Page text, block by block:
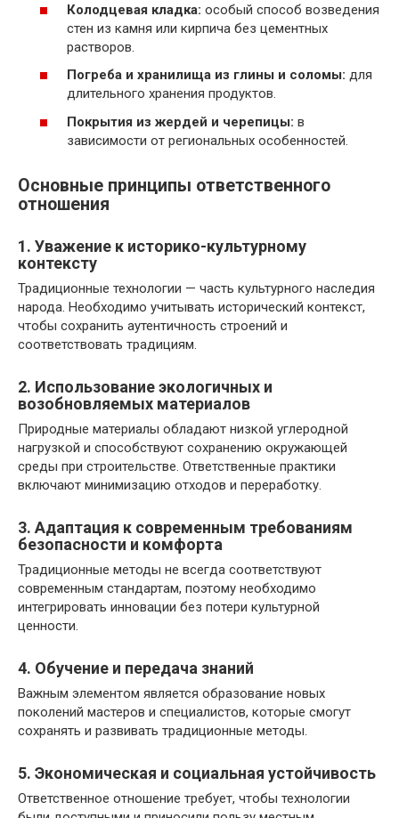
Колодцевая кладка: особый способ возведения
стен из камня или кирпича без цементных
растворов.
Погреба и хранилища из глины и соломы: для
длительного хранения продуктов.
Покрытия из жердей и черепицы: в
зависимости от региональных особенностей.
Основные принципы ответственного
отношения
1. Уважение к историко-культурному
контексту
Традиционные технологии — часть культурного наследия
народа. Необходимо учитывать исторический контекст,
чтобы сохранить аутентичность строений и
соответствовать традициям.
2. Использование экологичных и
возобновляемых материалов
Природные материалы обладают низкой углеродной
нагрузкой и способствуют сохранению окружающей
среды при строительстве. Ответственные практики
включают минимизацию отходов и переработку.
3. Адаптация к современным требованиям
безопасности и комфорта
Традиционные методы не всегда соответствуют
современным стандартам, поэтому необходимо
интегрировать инновации без потери культурной
ценности.
4. Обучение и передача знаний
Важным элементом является образование новых
поколений мастеров и специалистов, которые смогут
сохранять и развивать традиционные методы.
5. Экономическая и социальная устойчивость
Ответственное отношение требует, чтобы технологии